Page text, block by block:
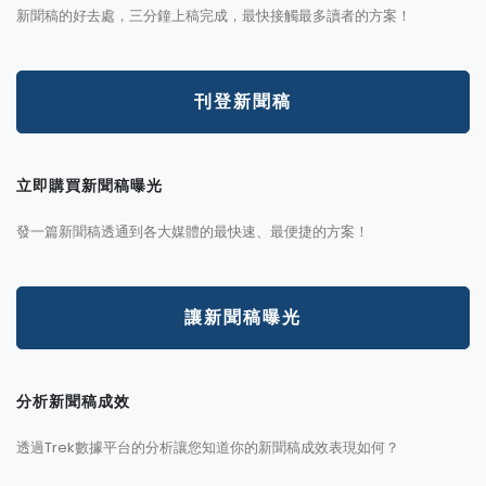
新聞稿的好去處，三分鐘上稿完成，最快接觸最多讀者的方案！
刊登新聞稿
立即購買新聞稿曝光
發一篇新聞稿透通到各大媒體的最快速、最便捷的方案！
讓新聞稿曝光
分析新聞稿成效
透過Trek數據平台的分析讓您知道你的新聞稿成效表現如何？